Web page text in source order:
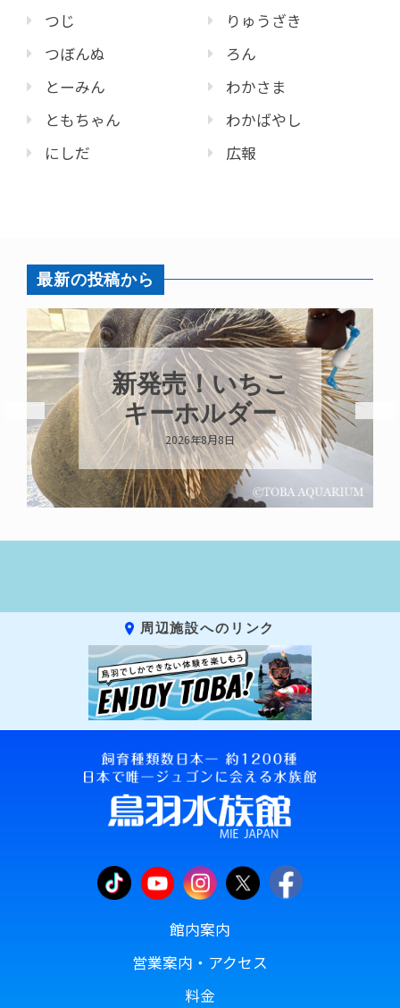
つじ
つぼんぬ
とーみん
ともちゃん
にしだ
りゅうざき
ろん
わかさま
わかばやし
広報
最新の投稿から
新発売！いちこ
キーホルダー
2026年8月8日
周辺施設へのリンク
館内案内
営業案内・アクセス
料金